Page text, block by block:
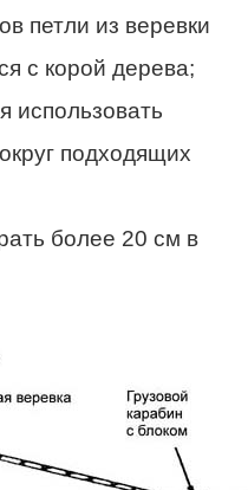
петли из веревки
с корой дерева;
использовать
подходящих
более 20 см в